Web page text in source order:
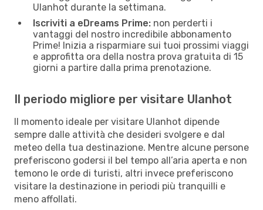
Ulanhot durante la settimana.
Iscriviti a eDreams Prime: non perderti i
vantaggi del nostro incredibile abbonamento
Prime! Inizia a risparmiare sui tuoi prossimi viaggi
e approfitta ora della nostra prova gratuita di 15
giorni a partire dalla prima prenotazione.
Il periodo migliore per visitare Ulanhot
Il momento ideale per visitare Ulanhot dipende
sempre dalle attività che desideri svolgere e dal
meteo della tua destinazione. Mentre alcune persone
preferiscono godersi il bel tempo all’aria aperta e non
temono le orde di turisti, altri invece preferiscono
visitare la destinazione in periodi più tranquilli e
meno affollati.